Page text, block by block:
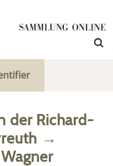
der Richard-
→